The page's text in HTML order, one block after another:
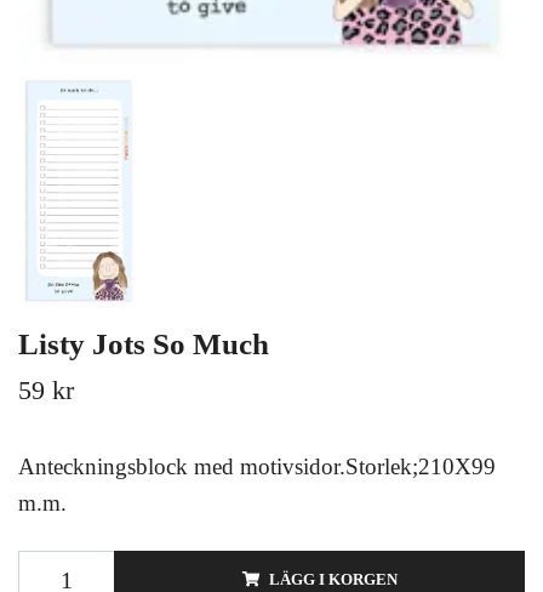
Listy Jots So Much
59 kr
Anteckningsblock med motivsidor.Storlek;210X99
m.m.
LÄGG I KORGEN